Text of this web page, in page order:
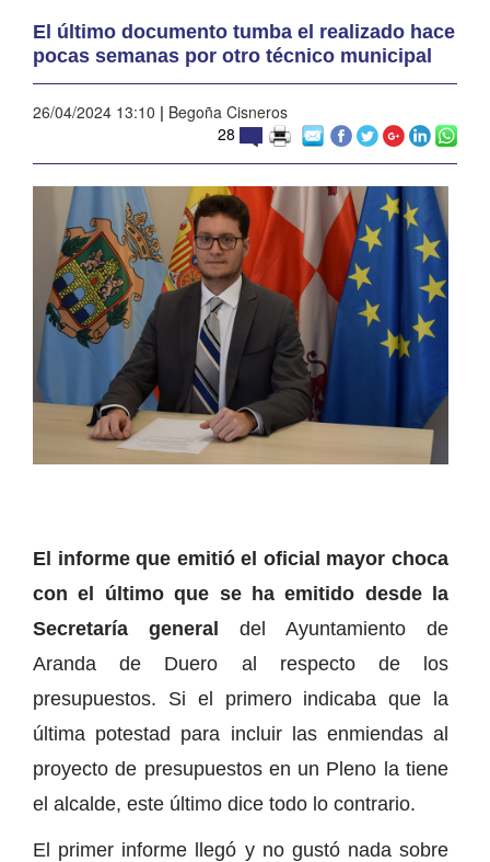
El último documento tumba el realizado hace
pocas semanas por otro técnico municipal
26/04/2024 13:10 | Begoña Cisneros
28
El informe que emitió el oficial mayor choca
con el último que se ha emitido desde la
Secretaría general del Ayuntamiento de
Aranda de Duero al respecto de los
presupuestos. Si el primero indicaba que la
última potestad para incluir las enmiendas al
proyecto de presupuestos en un Pleno la tiene
el alcalde, este último dice todo lo contrario.
El primer informe llegó y no gustó nada sobre